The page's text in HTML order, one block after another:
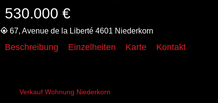
530.000 €
67, Avenue de la Liberté 4601 Niederkorn
Beschreibung Einzelheiten Karte Kontakt
Verkauf Wohnung Niederkorn